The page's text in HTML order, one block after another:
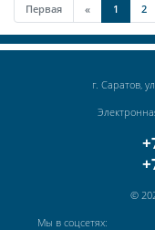
Первая « 1 2
г. Саратов,
©
Мы в соцсетях: